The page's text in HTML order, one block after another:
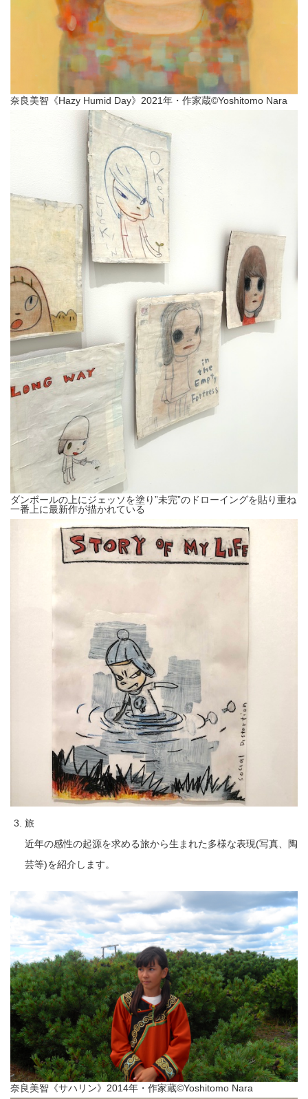
奈良美智《Hazy Humid Day》2021年・作家蔵©︎Yoshitomo Nara
ダンボールの上にジェッソを塗り”未完”のドローイングを貼り重ね
一番上に最新作が描かれている
旅
近年の感性の起源を求める旅から生まれた多様な表現(写真、陶
芸等)を紹介します。
奈良美智《サハリン》2014年・作家蔵©︎Yoshitomo Nara